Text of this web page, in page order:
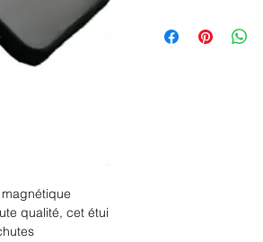
qualité, cet étui